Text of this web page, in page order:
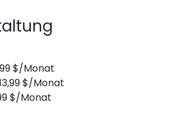
$/Monat
$/Monat
$/Monat